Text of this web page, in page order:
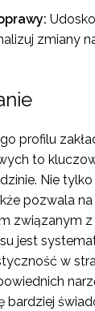
zmiany
profilu
to
Nie
pozwala
związanym z
jest
w
bardziej